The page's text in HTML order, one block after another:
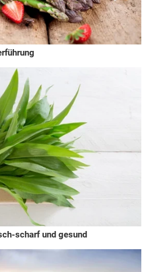
scharf und gesund